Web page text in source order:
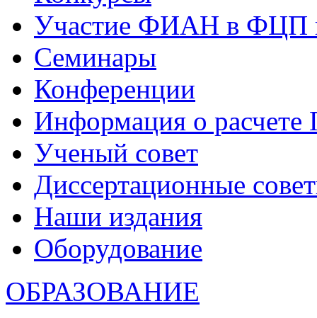
Участие ФИАН в ФЦП
Семинары
Конференции
Информация о
Ученый совет
Диссертационные
Наши издания
Оборудование
ОБРАЗОВАНИЕ